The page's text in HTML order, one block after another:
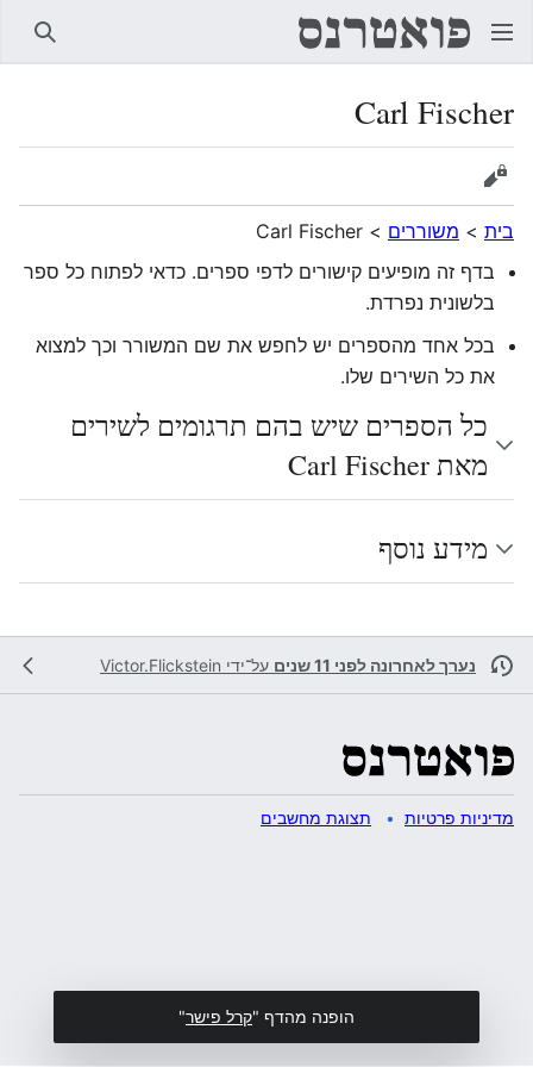
Carl Fischer
הצגת מקור
בית > משוררים >
Carl Fischer
בדף זה מופיעים קישורים לדפי ספרים. כדאי לפתוח כל ספר
בלשונית נפרדת.
בכל אחד מהספרים יש לחפש את שם המשורר וכך למצוא
את כל השירים שלו.
כל הספרים שיש בהם תרגומים לשירים
מאת Carl Fischer
מידע נוסף
נערך לאחרונה לפני 11 שנים על־ידי Victor.Flickstein
מדיניות פרטיות תצוגת מחשבים
הופנה מהדף "קרל פישר"